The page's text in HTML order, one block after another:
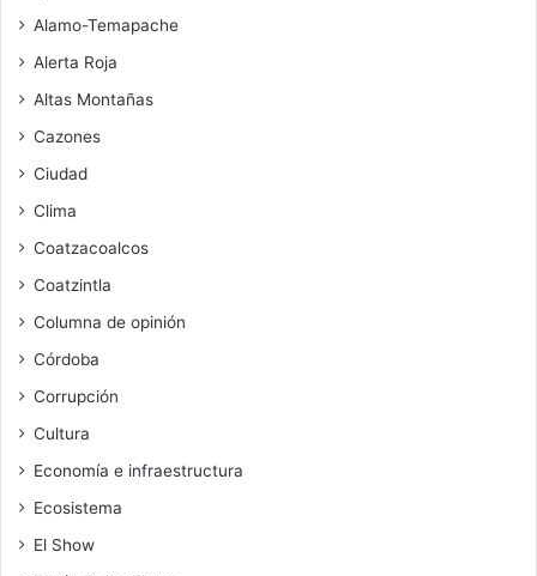
Alamo-Temapache
Alerta Roja
Altas Montañas
Cazones
Ciudad
Clima
Coatzacoalcos
Coatzintla
Columna de opinión
Córdoba
Corrupción
Cultura
Economía e infraestructura
Ecosistema
El Show